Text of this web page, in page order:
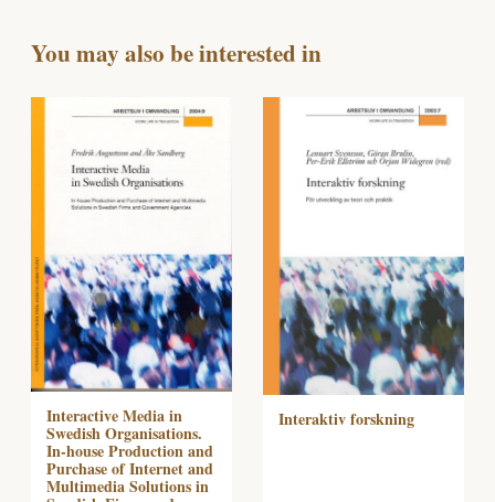
You may also be interested in
Interactive Media in
Swedish Organisations.
In-house Production and
Purchase of Internet and
Multimedia Solutions in
Interaktiv forskning